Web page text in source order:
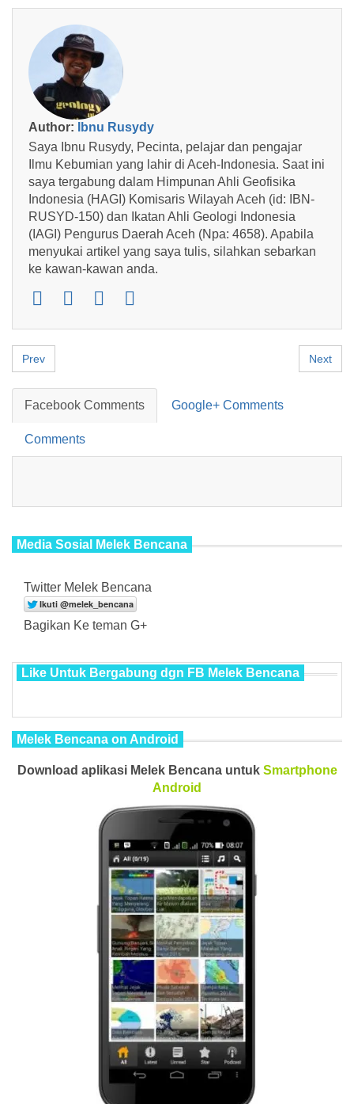
Author:
Ibnu Rusydy
Saya Ibnu Rusydy, Pecinta, pelajar dan pengajar
Ilmu Kebumian yang lahir di Aceh-Indonesia. Saat ini
saya tergabung dalam Himpunan Ahli Geofisika
Indonesia (HAGI) Komisaris Wilayah Aceh (id: IBN-
RUSYD-150) dan Ikatan Ahli Geologi Indonesia
(IAGI) Pengurus Daerah Aceh (Npa: 4658). Apabila
menyukai artikel yang saya tulis, silahkan sebarkan
ke kawan-kawan anda.
Prev Next
Facebook Comments Google+ Comments
Comments
Media Sosial Melek Bencana
Twitter Melek Bencana
Bagikan Ke teman G+
Like Untuk Bergabung dgn FB Melek Bencana
Melek Bencana on Android
Download aplikasi Melek Bencana untuk Smartphone
Android